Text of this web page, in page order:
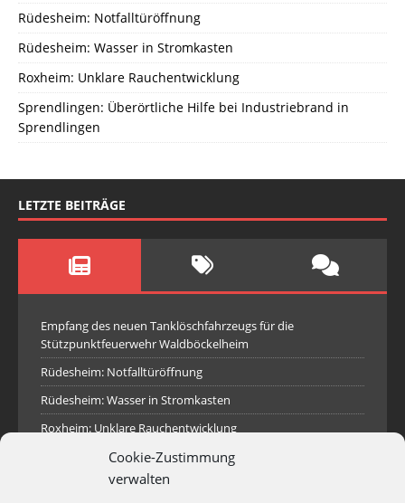
Cookie-Zustimmung
verwalten
Rüdesheim: Notfalltüröffnung
Rüdesheim: Wasser in Stromkasten
Roxheim: Unklare Rauchentwicklung
Sprendlingen: Überörtliche Hilfe bei Industriebrand in
Sprendlingen
LETZTE BEITRÄGE
Empfang des neuen Tanklöschfahrzeugs für die
Stützpunktfeuerwehr Waldböckelheim
Rüdesheim: Notfalltüröffnung
Rüdesheim: Wasser in Stromkasten
Roxheim: Unklare Rauchentwicklung
Sprendlingen: Überörtliche Hilfe bei Industriebrand in
Sprendlingen